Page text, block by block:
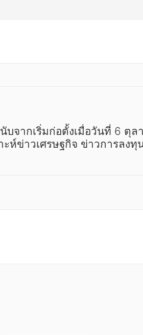
ห์ข่าวเศรษฐกิจ ข่าวการลงทุ